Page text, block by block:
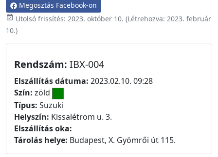
Megosztás Facebook-on
event_available Utolsó frissítés: 2023. október 10. (Létrehozva: 2023. február
10.)
Rendszám: IBX-004
Elszállítás dátuma: 2023.02.10. 09:28
Szín: zöld
Típus: Suzuki
Helyszín: Kissalétrom u. 3.
Elszállítás oka:
Tárolás helye: Budapest, X. Gyömrői út 115.